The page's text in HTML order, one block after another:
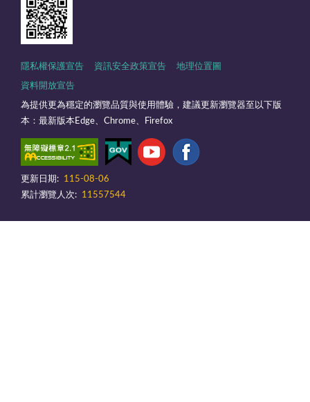
隱私權保護宣告 資訊安全政策宣告 地理位置圖
資料開放宣告
為提供更為穩定的瀏覽品質與使用體驗，建議更新瀏覽器至以下版
本：最新版本Edge、Chrome、Firefox
更新日期:
115-08-06
累計瀏覽人次:
11557544